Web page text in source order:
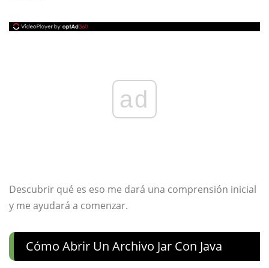
ad
Descubrir qué es eso me dará una comprensión inicial
y me ayudará a comenzar.
Cómo Abrir Un Archivo Jar Con Java